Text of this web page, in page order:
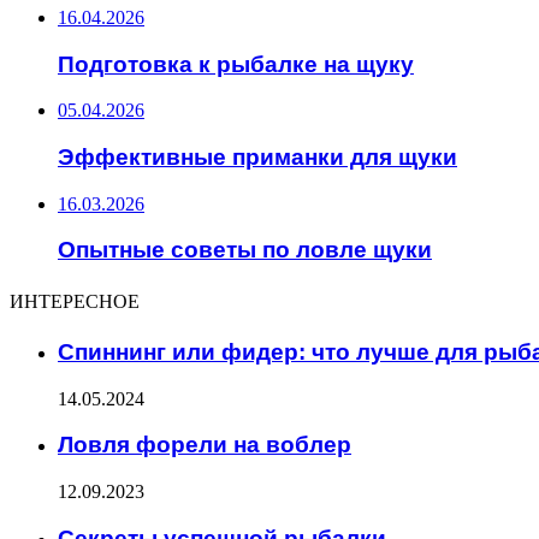
16.04.2026
Подготовка к рыбалке на щуку
05.04.2026
Эффективные приманки для щуки
16.03.2026
Опытные советы по ловле щуки
ИНТЕРЕСНОЕ
Спиннинг или фидер: что лучше для
14.05.2024
Ловля форели на воблер
12.09.2023